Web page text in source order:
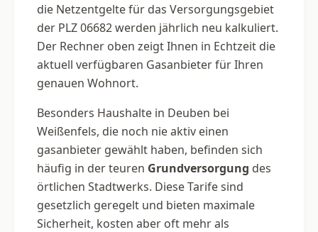
die Netzentgelte für das Versorgungsgebiet
der PLZ 06682 werden jährlich neu kalkuliert.
Der Rechner oben zeigt Ihnen in Echtzeit die
aktuell verfügbaren Gasanbieter für Ihren
genauen Wohnort.
Besonders Haushalte in Deuben bei
Weißenfels, die noch nie aktiv einen
gasanbieter gewählt haben, befinden sich
häufig in der teuren Grundversorgung des
örtlichen Stadtwerks. Diese Tarife sind
gesetzlich geregelt und bieten maximale
Sicherheit, kosten aber oft mehr als